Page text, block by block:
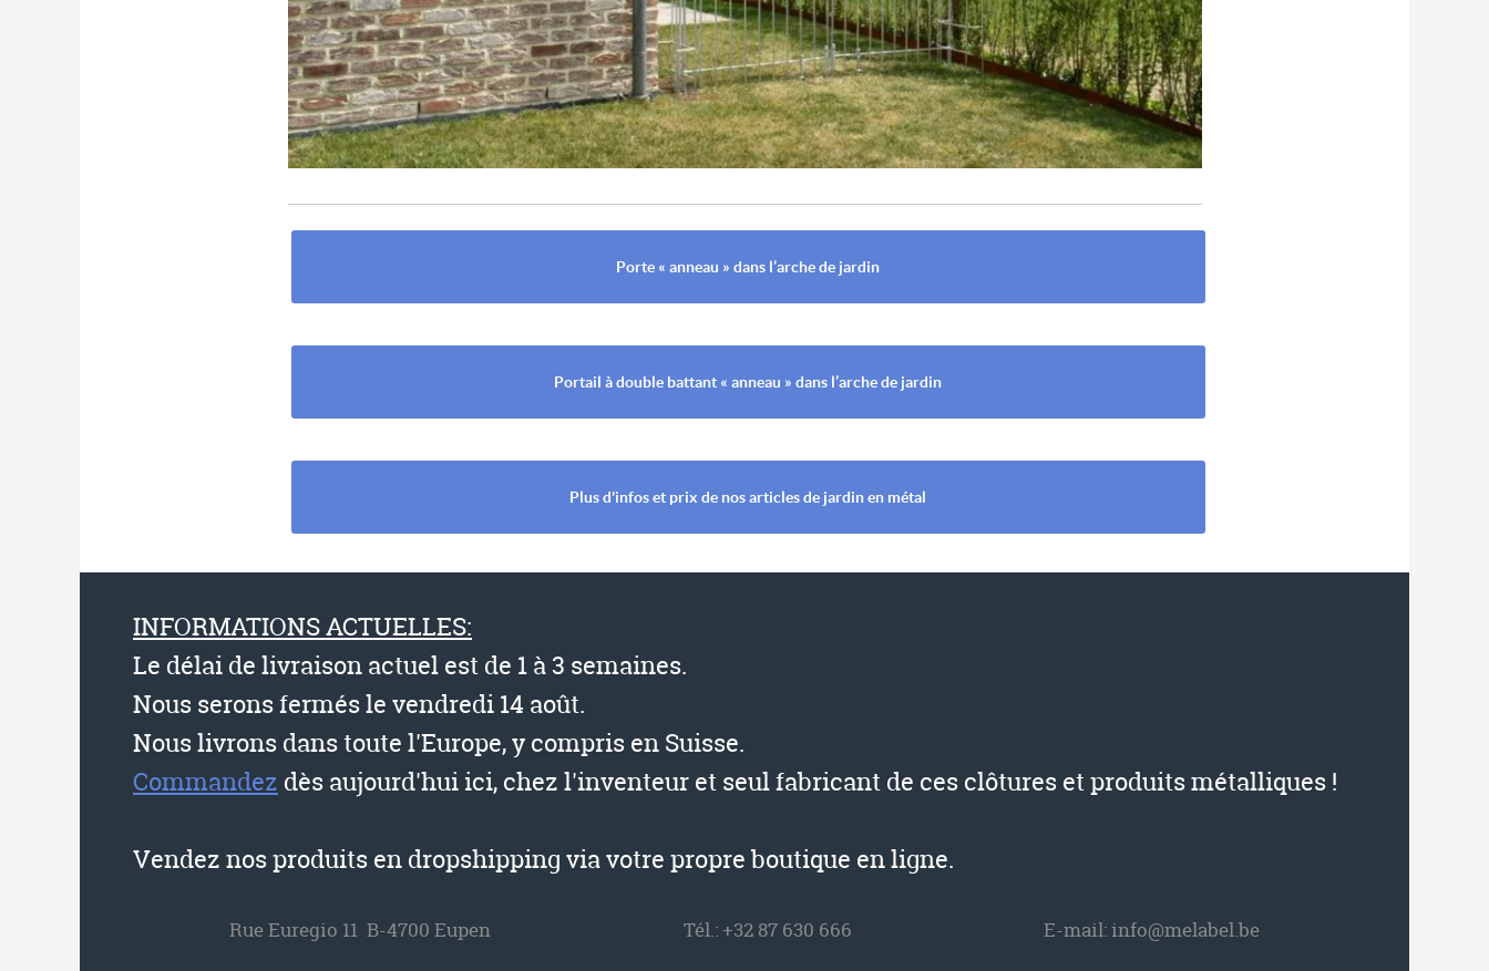
Porte « anneau » dans l’arche de jardin
Portail à double battant « anneau » dans l’arche de jardin
Plus d'infos et prix de nos articles de jardin en métal
INFORMATIONS ACTUELLES:
Le délai de livraison actuel est de 1 à 3 semaines.
Nous serons fermés le vendredi 14 août.
Nous livrons dans toute l'Europe, y compris en Suisse.
Commandez dès aujourd'hui ici, chez l'inventeur et seul fabricant de ces clôtures et produits métalliques !
Vendez nos produits en dropshipping via votre propre boutique en ligne.
Rue Euregio 11 B-4700 Eupen Tél.:+32 87 630 666 E-mail:info@melabel.be